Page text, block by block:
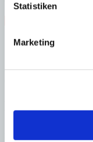
Statistiken
Marketing
Zuständiges
OFICINA CENTRAL
Alle Angaben